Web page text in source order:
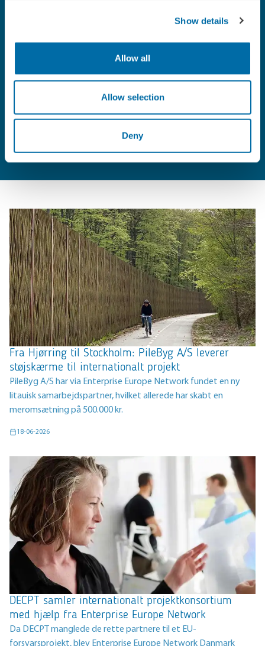
Show details
Allow all
Allow selection
Deny
gymnastikhold fra ét år til +90 år, og der er hold for
gymnastikhold tilbydes der motionshold til voksne og familier.
Skal vi tage en uforpligtende snak?
Fra Hjørring til Stockholm: PileByg A/S leverer
støjskærme til internationalt projekt
PileByg A/S har via Enterprise Europe Network fundet en ny
litauisk samarbejdspartner, hvilket allerede har skabt en
meromsætning på 500.000 kr.
18-06-2026
DECPT samler internationalt projektkonsortium
med hjælp fra Enterprise Europe Network
Da DECPT manglede de rette partnere til et EU-
forsvarsprojekt, blev Enterprise Europe Network Danmark